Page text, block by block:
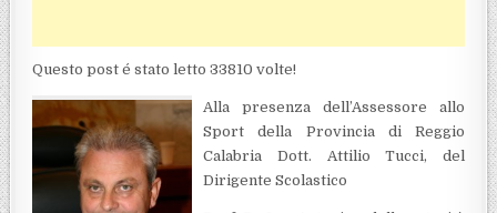
Questo post é stato letto 33810 volte!
Alla presenza dell’Assessore allo
Sport della Provincia di Reggio
Calabria Dott. Attilio Tucci, del
Dirigente Scolastico